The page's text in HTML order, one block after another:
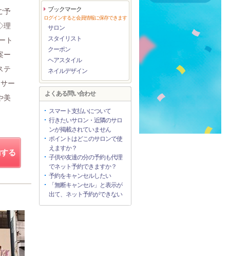
予
理
ト
ー
テ
ー
美
る
ブックマーク
ログインすると会員情報に保存できます
サロン
スタイリスト
クーポン
ヘアスタイル
ネイルデザイン
よくある問い合わせ
スマート支払いについて
行きたいサロン・近隣のサロ
ンが掲載されていません
ポイントはどこのサロンで使
えますか？
子供や友達の分の予約も代理
でネット予約できますか？
予約をキャンセルしたい
「無断キャンセル」と表示が
出て、ネット予約ができない